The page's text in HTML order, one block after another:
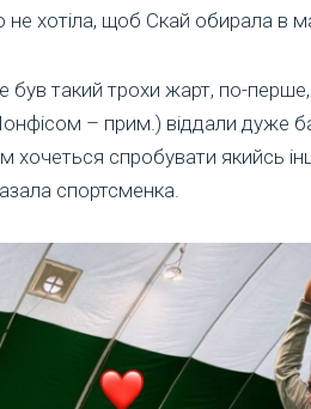
не хотіла, щоб Скай обирала в
був такий трохи жарт, по-
– прим.) віддали дуже
хочеться спробувати якийсь
спортсменка.